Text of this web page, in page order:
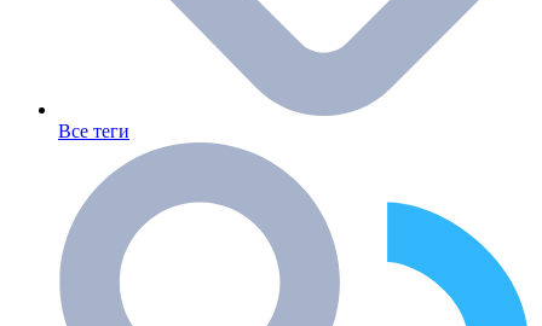
Все теги